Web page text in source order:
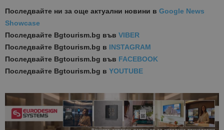
Последвайте ни за още актуални новини в Google News
Showcase
Последвайте Bgtourism.bg във VIBER
Последвайте Bgtourism.bg в INSTAGRAM
Последвайте Bgtourism.bg във FACEBOOK
Последвайте Bgtourism.bg в YOUTUBE